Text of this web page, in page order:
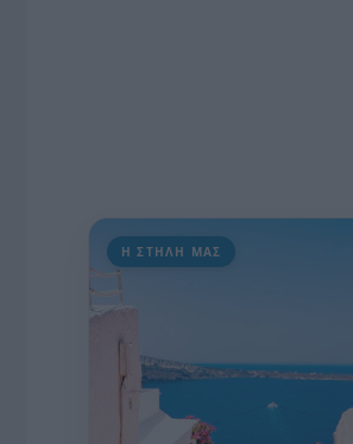
Η ΣΤΗΛΗ ΜΑΣ